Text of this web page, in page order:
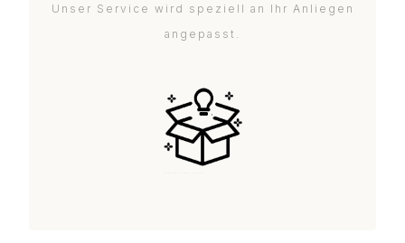
Unser Service wird speziell an Ihr Anliegen
angepasst.